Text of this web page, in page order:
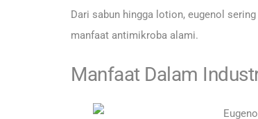
Dari sabun hingga lotion, eugenol
manfaat antimikroba alami.
Manfaat Dalam